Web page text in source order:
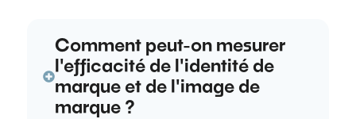
Comment peut-on mesurer
l'efficacité de l'identité de
marque et de l'image de
marque ?